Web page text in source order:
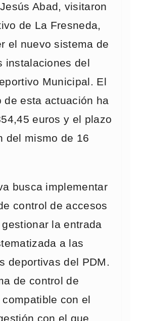
Abad, visitaron
de La Fresneda,
el nuevo sistema de
instalaciones del
Municipal. El
de esta actuación ha
euros y el plazo
del mismo de 16
busca implementar
control de accesos
la entrada
a las
deportivas del PDM.
de control de
con el
con el que